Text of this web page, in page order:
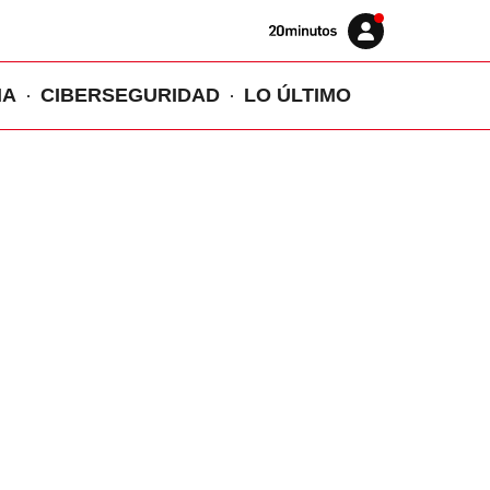
Volver
Iniciar
sesión
CIBERSEGURIDAD LO ÚLTIMO